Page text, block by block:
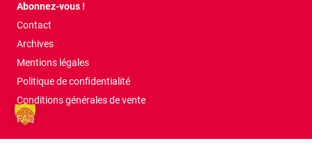
Abonnez-vous !
Contact
Archives
Mentions légales
Politique de confidentialité
Conditions générales de vente
FAQ